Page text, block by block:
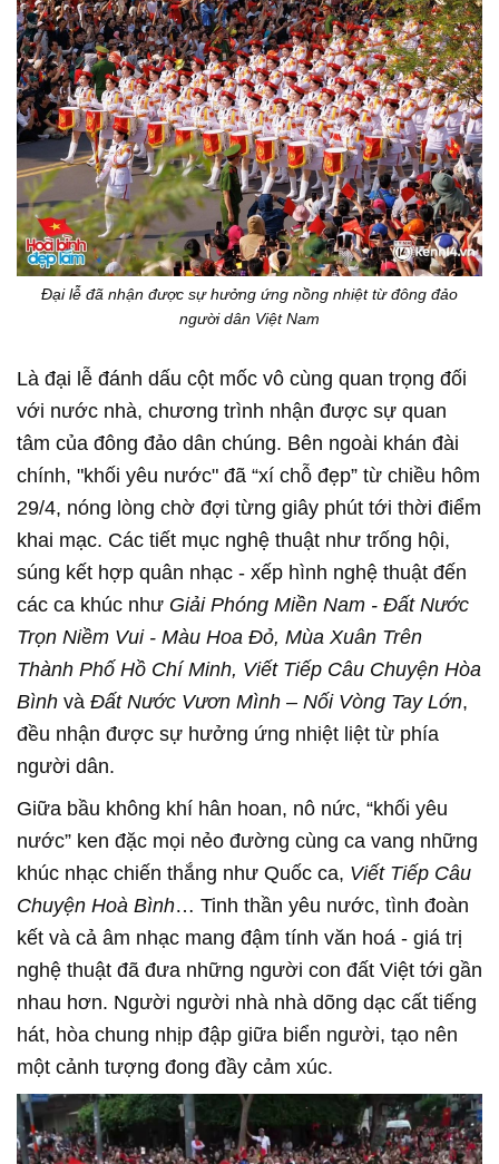
Đại lễ đã nhận được sự hưởng ứng nồng nhiệt từ đông đảo
người dân Việt Nam
Là đại lễ đánh dấu cột mốc vô cùng quan trọng đối
với nước nhà, chương trình nhận được sự quan
tâm của đông đảo dân chúng. Bên ngoài khán đài
chính, "khối yêu nước" đã “xí chỗ đẹp” từ chiều hôm
29/4, nóng lòng chờ đợi từng giây phút tới thời điểm
khai mạc. Các tiết mục nghệ thuật như trống hội,
súng kết hợp quân nhạc - xếp hình nghệ thuật đến
các ca khúc như Giải Phóng Miền Nam - Đất Nước
Trọn Niềm Vui - Màu Hoa Đỏ, Mùa Xuân Trên
Thành Phố Hồ Chí Minh, Viết Tiếp Câu Chuyện Hòa
Bình và Đất Nước Vươn Mình – Nối Vòng Tay Lớn,
đều nhận được sự hưởng ứng nhiệt liệt từ phía
người dân.
Giữa bầu không khí hân hoan, nô nức, “khối yêu
nước” ken đặc mọi nẻo đường cùng ca vang những
khúc nhạc chiến thắng như Quốc ca, Viết Tiếp Câu
Chuyện Hoà Bình… Tinh thần yêu nước, tình đoàn
kết và cả âm nhạc mang đậm tính văn hoá - giá trị
nghệ thuật đã đưa những người con đất Việt tới gần
nhau hơn. Người người nhà nhà dõng dạc cất tiếng
hát, hòa chung nhịp đập giữa biển người, tạo nên
một cảnh tượng đong đầy cảm xúc.